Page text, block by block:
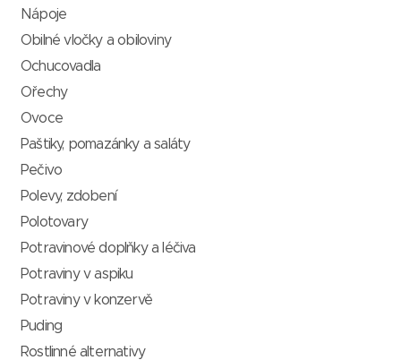
Nápoje
Obilné vločky a obiloviny
Ochucovadla
Ořechy
Ovoce
Paštiky, pomazánky a saláty
Pečivo
Polevy, zdobení
Polotovary
Potravinové doplňky a léčiva
Potraviny v aspiku
Potraviny v konzervě
Puding
Rostlinné alternativy